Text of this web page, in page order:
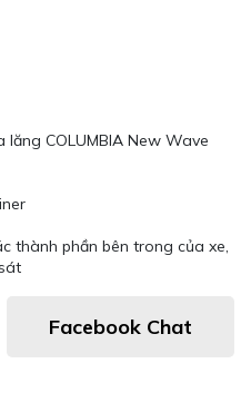
lăng COLUMBIA New Wave
thành phần bên trong của xe,
Facebook Chat